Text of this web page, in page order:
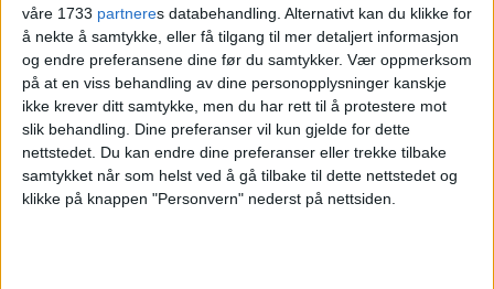
våre 1733 partneres databehandling. Alternativt kan du klikke for
å nekte å samtykke, eller få tilgang til mer detaljert informasjon
og endre preferansene dine før du samtykker. Vær oppmerksom
på at en viss behandling av dine personopplysninger kanskje
ikke krever ditt samtykke, men du har rett til å protestere mot
slik behandling. Dine preferanser vil kun gjelde for dette
nettstedet. Du kan endre dine preferanser eller trekke tilbake
samtykket når som helst ved å gå tilbake til dette nettstedet og
klikke på knappen "Personvern" nederst på nettsiden.
Utradisjonell
egenbehandling
Ingrid R. Fjellberg er opprinnelig fra